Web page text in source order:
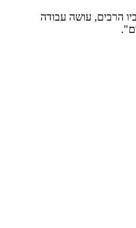
הרבים, עושה עבודה